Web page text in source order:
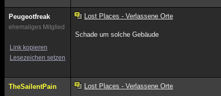
Peugeotfreak
ehemaliges Mitglied
Link kopieren
Lesezeichen setzen
Lost Places - Verlassene Orte
Schade um solche Gebäude
TheSailentPain Lost Places - Verlassene Orte